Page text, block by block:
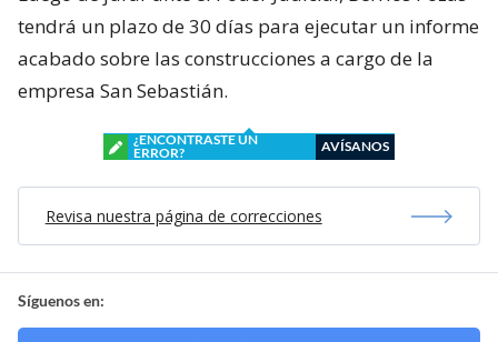
tendrá un plazo de 30 días para ejecutar un informe
acabado sobre las construcciones a cargo de la
empresa San Sebastián.
¿ENCONTRASTE UN
ERROR?
AVÍSANOS
Revisa nuestra página de correcciones
Síguenos en: